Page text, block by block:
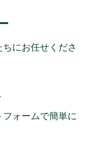
にお任せくださ
ォームで簡単に